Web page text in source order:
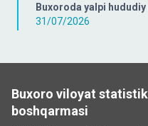
Buxoroda yalpi
31/07/2026
Buxoro viloyat
boshqarmasi